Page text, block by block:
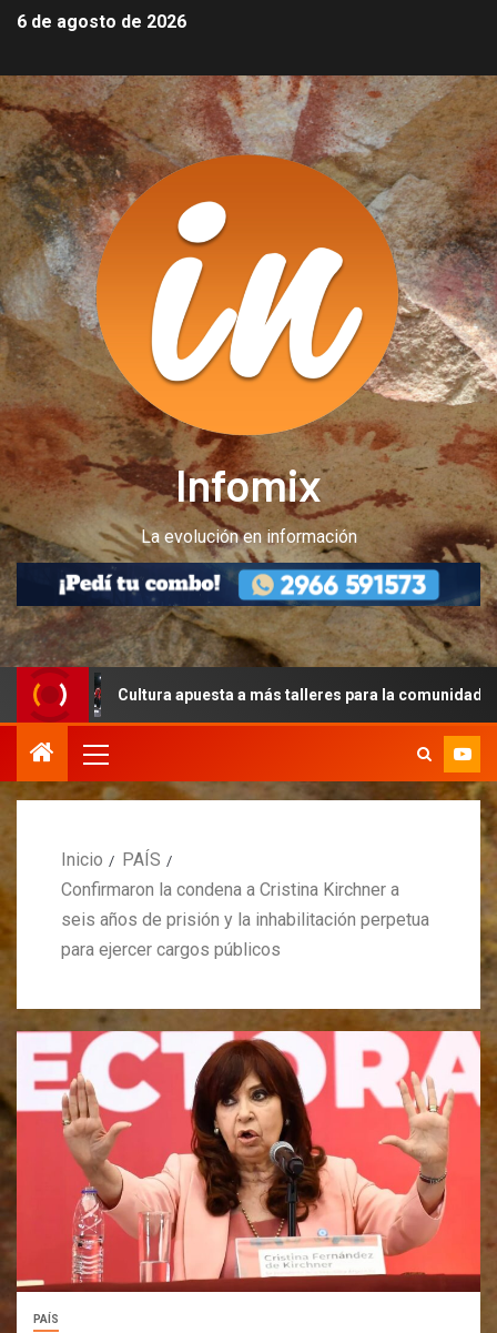
6 de agosto de 2026
Infomix
La evolución en información
Cultura apuesta a más talleres para la comunidad peritense
Inicio
PAÍS
Confirmaron la condena a Cristina Kirchner a
seis años de prisión y la inhabilitación perpetua
para ejercer cargos públicos
PAÍS